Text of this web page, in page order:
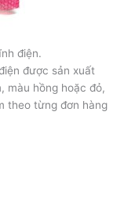
điện.
được sản xuất
màu hồng hoặc đỏ,
theo từng đơn hàng